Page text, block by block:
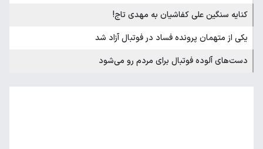
کنایه سنگین علی کفاشیان به مهدی تاج!
یکی از متهمان پرونده فساد در فوتبال آزاد شد
دست‌های آلوده فوتبال برای مردم رو می‌شود